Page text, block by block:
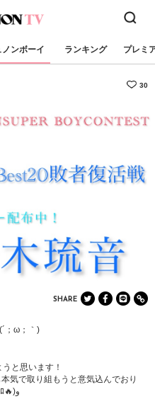
ノンボーイ ランキング プレミ
30
SHARE
；ω；｀)
と思います！
気で取り組もうと意気込んでおり